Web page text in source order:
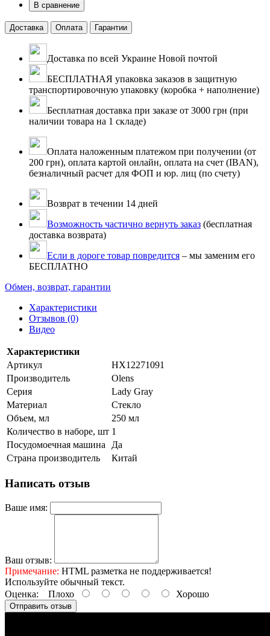
В сравнение
Доставка Оплата Гарантии
Доставка по всей Украине Новой почтой
БЕСПЛАТНАЯ упаковка заказов в защитную
транспортировочную упаковку (коробка + наполнение)
Бесплатная доставка при заказе от 3000 грн (при
наличии товара на 1 складе)
Оплата наложенным платежом при получении (от
200 грн), оплата картой онлайн, оплата на счет (IBAN),
безналичный расчет для ФОП и юр. лиц (по счету)
Возврат в течении 14 дней
Возможность частично вернуть заказ (бесплатная
доставка возврата)
Если в дороге товар повредится – мы заменим его
БЕСПЛАТНО
Обмен, возврат, гарантии
Характеристики
Отзывов (0)
Видео
Характеристики
Артикул
HX12271091
Производитель
Olens
Серия
Lady Gray
Материал
Стекло
Объем, мл
250 мл
Количество в наборе, шт 1
Посудомоечная машина
Да
Страна производитель
Китай
Написать отзыв
Ваше имя:
Ваш отзыв:
Примечание: HTML разметка не поддерживается!
Используйте обычный текст.
Оценка: Плохо Хорошо
Отправить отзыв